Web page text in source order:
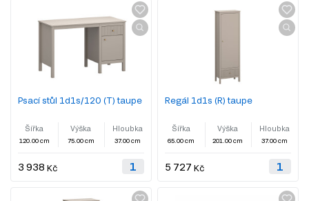
Psací stůl 1d1s/120 (T) taupe
Šířka
120.00 cm
Výška
75.00 cm
Hloubka
37.00 cm
3 938 Kč
Regál 1d1s (R) taupe
Šířka
65.00 cm
Výška
201.00 cm
Hloubka
37.00 cm
5 727 Kč